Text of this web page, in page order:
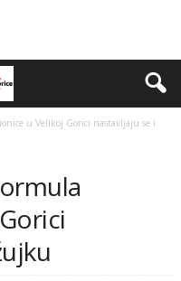
u Velikoj Gorici nastavljaju se i